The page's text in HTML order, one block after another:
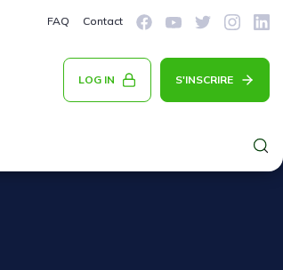
FAQ Contact
LOG IN S'INSCRIRE